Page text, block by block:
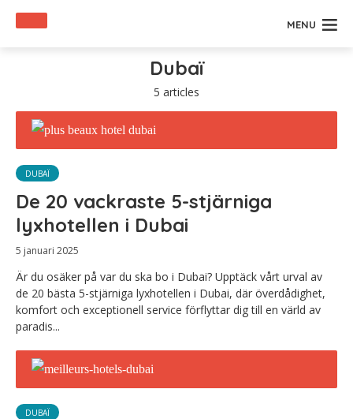
MENU
Dubaï
5 articles
DUBAÏ
De 20 vackraste 5-stjärniga
lyxhotellen i Dubai
5 januari 2025
Är du osäker på var du ska bo i Dubai? Upptäck vårt urval av
de 20 bästa 5-stjärniga lyxhotellen i Dubai, där överdådighet,
komfort och exceptionell service förflyttar dig till en värld av
paradis...
DUBAÏ